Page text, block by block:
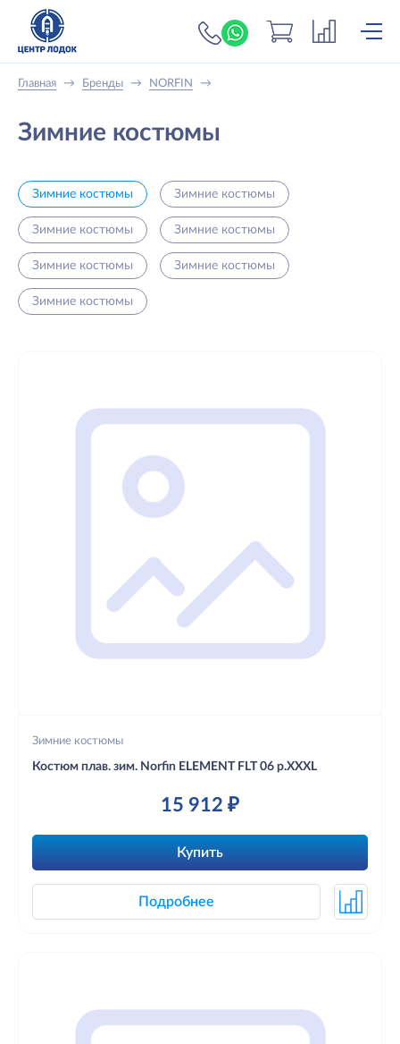
+7 (919) 698-56-
Главная → Бренды → NORFIN →
Зимние костюмы
Зимние костюмы Зимние костюмы
Зимние костюмы Зимние костюмы
Зимние костюмы Зимние костюмы
Зимние костюмы
Зимние костюмы
Костюм плав. зим. Norfin ELEMENT FLT 06 р.XXXL
15 912 ₽
Купить
Подробнее